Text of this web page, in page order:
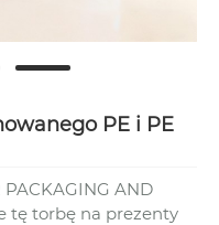
PE i PE
PACKAGING AND
tę torbę na prezenty